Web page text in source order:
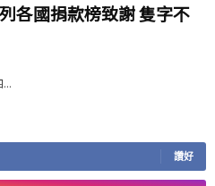
各國捐款榜致謝 隻字不
讚好